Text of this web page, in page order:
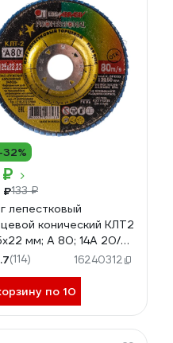
32%
₽
₽133 ₽
лепестковый
конический КЛТ2
мм; А 80; 14А 20/
ЛУГА 4603347277133
(114) 16240312
по 10